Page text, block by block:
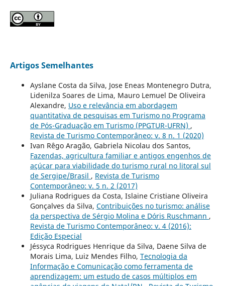
Artigos Semelhantes
Ayslane Costa da Silva, Jose Eneas Montenegro Dutra,
Lidenilza Soares de Lima, Mauro Lemuel De Oliveira
Alexandre, Uso e relevância em abordagem
quantitativa de pesquisas em Turismo no Programa
de Pós-Graduação em Turismo (PPGTUR-UFRN) ,
Revista de Turismo Contemporâneo: v. 8 n. 1 (2020)
Ivan Rêgo Aragão, Gabriela Nicolau dos Santos,
Fazendas, agricultura familiar e antigos engenhos de
açúcar para viabilidade do turismo rural no litoral sul
de Sergipe/Brasil , Revista de Turismo
Contemporâneo: v. 5 n. 2 (2017)
Juliana Rodrigues da Costa, Islaine Cristiane Oliveira
Gonçalves da Silva, Contribuições no turismo: análise
da perspectiva de Sérgio Molina e Dóris Ruschmann ,
Revista de Turismo Contemporâneo: v. 4 (2016):
Edição Especial
Jéssyca Rodrigues Henrique da Silva, Daene Silva de
Morais Lima, Luiz Mendes Filho, Tecnologia da
Informação e Comunicação como ferramenta de
aprendizagem: um estudo de casos múltiplos em